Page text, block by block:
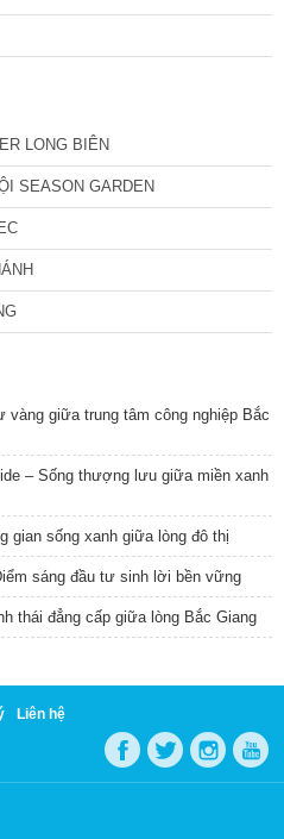
LONG BIÊN
SEASON GARDEN
giữa trung tâm công nghiệp Bắc
– Sống thượng lưu giữa miền xanh
gian sống xanh giữa lòng đô thị
sáng đầu tư sinh lời bền vững
thái đẳng cấp giữa lòng Bắc Giang
Liên hệ